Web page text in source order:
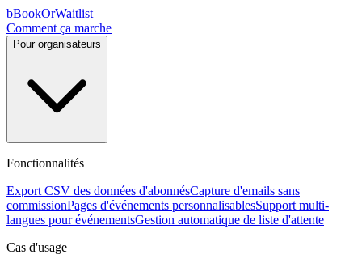
bBookOrWaitlist
Comment ça marche
Pour organisateurs
Fonctionnalités
Export CSV des données d'abonnésCapture d'emails sans
commissionPages d'événements personnalisablesSupport multi-
langues pour événementsGestion automatique de liste d'attente
Cas d'usage